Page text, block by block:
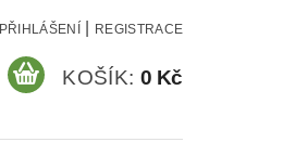
PŘIHLÁŠENÍ REGISTRACE
KOŠÍK: 0 Kč